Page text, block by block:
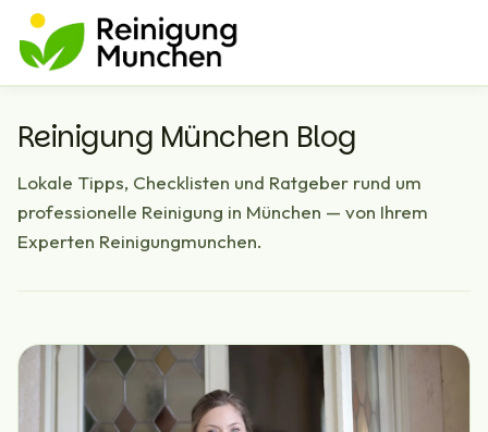
Reinigung München Blog
Lokale Tipps, Checklisten und Ratgeber rund um
professionelle Reinigung in München — von Ihrem
Experten Reinigungmunchen.